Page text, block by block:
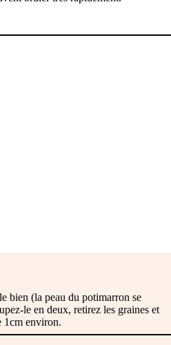
bien (la peau du potimarron se
le en deux, retirez les graines et
1cm environ.